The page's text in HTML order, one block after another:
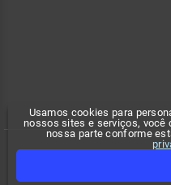
Usamos cookies para
nossos sites e serviços, você
nossa parte conforme
Copyright 2026 -